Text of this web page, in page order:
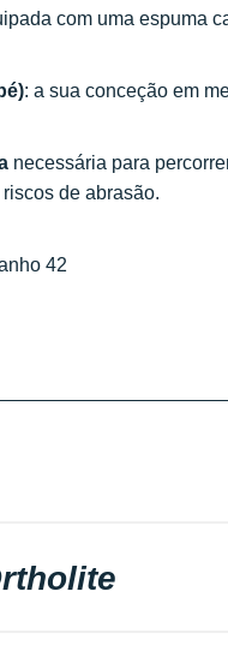
com uma espuma
: a sua conceção em
necessária para
de abrasão.
42